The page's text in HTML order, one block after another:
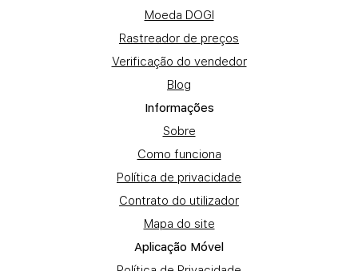
Moeda DOGI
Rastreador de preços
Verificação do vendedor
Blog
Informações
Sobre
Como funciona
Política de privacidade
Contrato do utilizador
Mapa do site
Aplicação Móvel